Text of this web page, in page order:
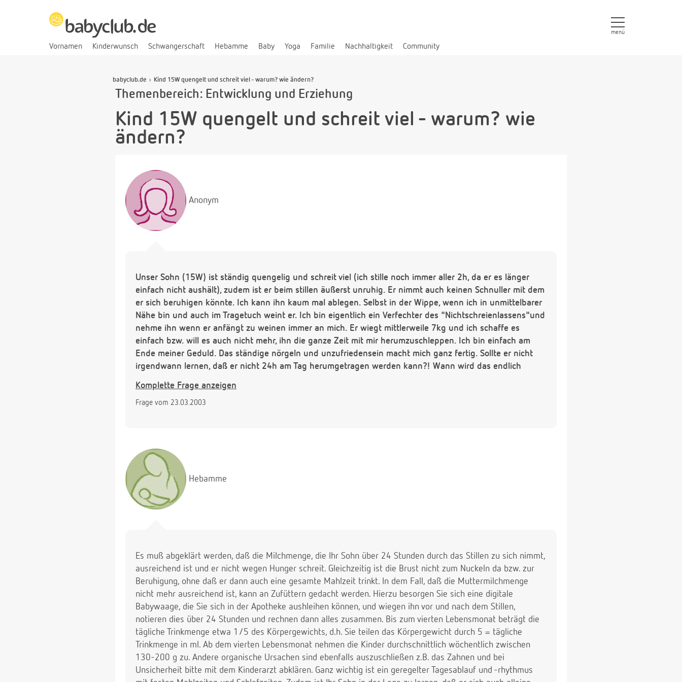
Vornamen Kinderwunsch Schwangerschaft Hebamme Baby Yoga Familie Nachhaltigkeit Community
menü
babyclub.de Kind 15W quengelt und schreit viel - warum? wie ändern?
Themenbereich: Entwicklung und Erziehung
Kind 15W quengelt und schreit viel - warum? wie
ändern?
Anonym
Unser Sohn (15W) ist ständig quengelig und schreit viel (ich stille noch immer aller 2h, da er es länger
einfach nicht aushält), zudem ist er beim stillen äußerst unruhig. Er nimmt auch keinen Schnuller mit dem
er sich beruhigen könnte. Ich kann ihn kaum mal ablegen. Selbst in der Wippe, wenn ich in unmittelbarer
Nähe bin und auch im Tragetuch weint er. Ich bin eigentlich ein Verfechter des "Nichtschreienlassens"und
nehme ihn wenn er anfängt zu weinen immer an mich. Er wiegt mittlerweile 7kg und ich schaffe es
einfach bzw. will es auch nicht mehr, ihn die ganze Zeit mit mir herumzuschleppen. Ich bin einfach am
Ende meiner Geduld. Das ständige nörgeln und unzufriedensein macht mich ganz fertig. Sollte er nicht
irgendwann lernen, daß er nicht 24h am Tag herumgetragen werden kann?! Wann wird das endlich
Komplette Frage anzeigen
Frage vom 23.03.2003
Hebamme
Es muß abgeklärt werden, daß die Milchmenge, die Ihr Sohn über 24 Stunden durch das Stillen zu sich nimmt,
ausreichend ist und er nicht wegen Hunger schreit. Gleichzeitig ist die Brust nicht zum Nuckeln da bzw. zur
Beruhigung, ohne daß er dann auch eine gesamte Mahlzeit trinkt. In dem Fall, daß die Muttermilchmenge
nicht mehr ausreichend ist, kann an Zufüttern gedacht werden. Hierzu besorgen Sie sich eine digitale
Babywaage, die Sie sich in der Apotheke aushleihen können, und wiegen ihn vor und nach dem Stillen,
notieren dies über 24 Stunden und rechnen dann alles zusammen. Bis zum vierten Lebensmonat beträgt die
tägliche Trinkmenge etwa 1/5 des Körpergewichts, d.h. Sie teilen das Körpergewicht durch 5 = tägliche
Trinkmenge in ml. Ab dem vierten Lebensmonat nehmen die Kinder durchschnittlich wöchentlich zwischen
130-200 g zu. Andere organische Ursachen sind ebenfalls auszuschließen z.B. das Zahnen und bei
Unsicherheit bitte mit dem Kinderarzt abklären. Ganz wichtig ist ein geregelter Tagesablauf und -rhythmus